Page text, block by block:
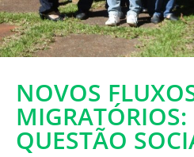
NOVOS
QUESTÃO